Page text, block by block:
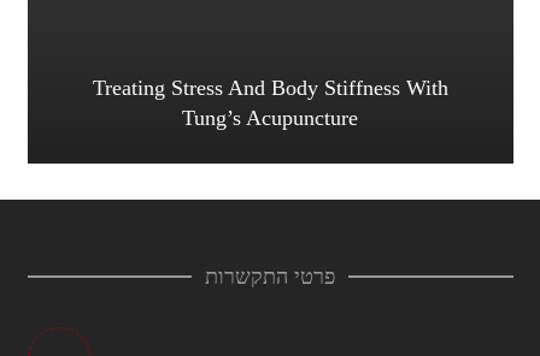
Treating Stress And Body Stiffness With
Tung’s Acupuncture
פרטי התקשרות